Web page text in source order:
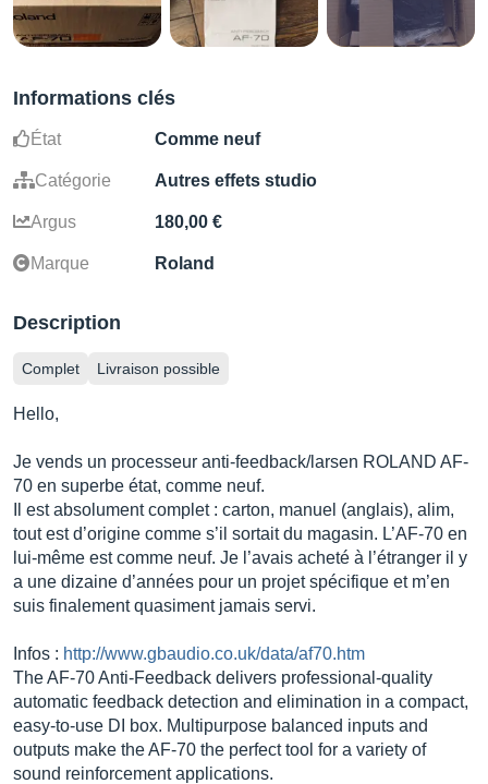
Informations clés
État Comme neuf
Catégorie Autres effets studio
Argus 180,00 €
Marque Roland
Description
Complet Livraison possible
Hello,
Je vends un processeur anti-feedback/larsen ROLAND AF-
70 en superbe état, comme neuf.
Il est absolument complet : carton, manuel (anglais), alim,
tout est d’origine comme s’il sortait du magasin. L’AF-70 en
lui-même est comme neuf. Je l’avais acheté à l’étranger il y
a une dizaine d’années pour un projet spécifique et m’en
suis finalement quasiment jamais servi.
Infos : http://www.gbaudio.co.uk/data/af70.htm
The AF-70 Anti-Feedback delivers professional-quality
automatic feedback detection and elimination in a compact,
easy-to-use DI box. Multipurpose balanced inputs and
outputs make the AF-70 the perfect tool for a variety of
sound reinforcement applications.